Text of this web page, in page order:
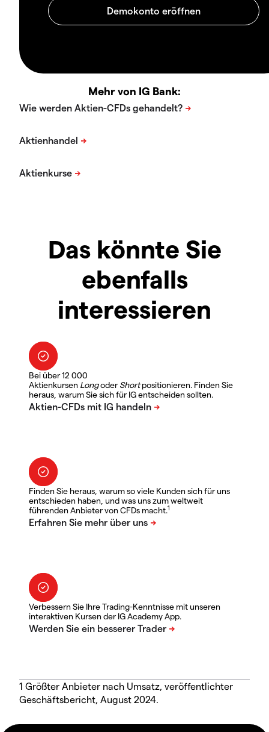
Mehr von IG Bank:
Das könnte Sie
ebenfalls
interessieren
Bei über 12 000
Aktienkursen LongoderShortpositionieren. Finden Sie
heraus, warum Sie sich für IG entscheiden sollten.
Finden Sie heraus, warum so viele Kunden sich für uns
entschieden haben, und was uns zum weltweit
führenden Anbieter von CFDs macht.1
Verbessern Sie Ihre Trading-Kenntnisse mit unseren
interaktiven Kursen der IG Academy App.
1 Größter Anbieter nach Umsatz, veröffentlichter
Geschäftsbericht, August 2024.